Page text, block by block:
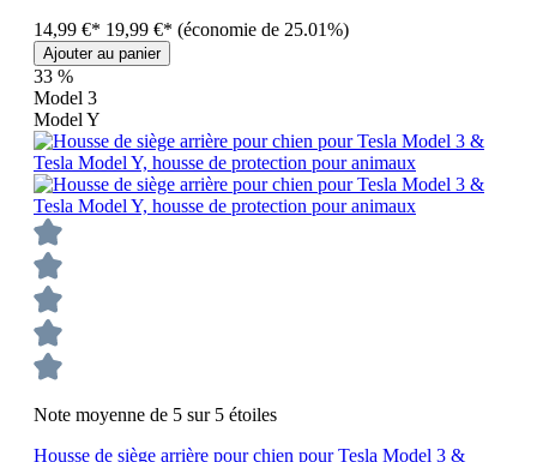
14,99 €* 19,99 €* (économie de 25.01%)
Ajouter au panier
33 %
Model 3
Model Y
Note moyenne de 5 sur 5 étoiles
Housse de siège arrière pour chien pour Tesla Model 3 &